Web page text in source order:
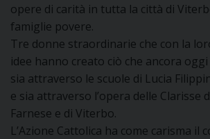
opere di carità in tutta la città di
famiglie povere.
Tre donne straordinarie che con la
idee hanno creato ciò che ancora
sia attraverso le scuole di Lucia
e sia attraverso l’opera delle Clarisse
Farnese e di Viterbo.
L’Azione Cattolica ha come carisma il